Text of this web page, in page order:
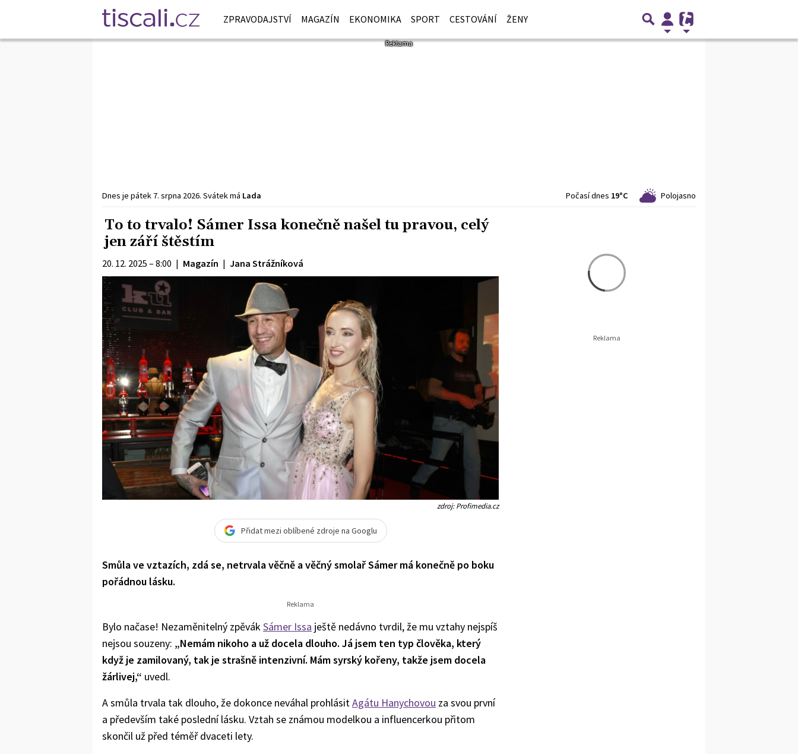
ZPRAVODAJSTVÍ MAGAZÍN EKONOMIKA SPORT CESTOVÁNÍ ŽENY
Dnes je pátek 7. srpna 2026. Svátek má Lada Počasí dnes 19°C Polojasno
To to trvalo! Sámer Issa konečně našel tu pravou, celý
jen září štěstím
20. 12. 2025 – 8:00 | Magazín | Jana Strážníková
zdroj: Profimedia.cz
Přidat mezi oblíbené zdroje na Googlu
Smůla ve vztazích, zdá se, netrvala věčně a věčný smolař Sámer má konečně po boku
pořádnou lásku.
Bylo načase! Nezaměnitelný zpěvákSámer Issa ještě nedávno tvrdil, že mu vztahy nejspíš
nejsou souzeny: „Nemám nikoho a už docela dlouho. Já jsem ten typ člověka, který
když je zamilovaný, tak je strašně intenzivní. Mám syrský kořeny, takže jsem docela
žárlivej,“ uvedl.
A smůla trvala tak dlouho, že dokonce neváhal prohlásitAgátu Hanychovou za svou první
a především také poslední lásku. Vztah se známou modelkou a influencerkou přitom
skončil už před téměř dvaceti lety.